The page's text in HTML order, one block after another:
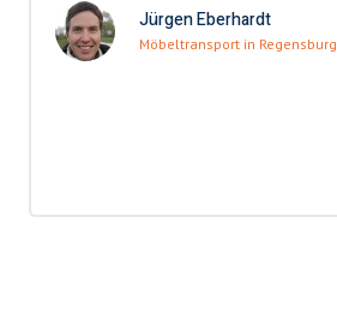
Jürgen Eberhardt
Möbeltransport in Regensburg